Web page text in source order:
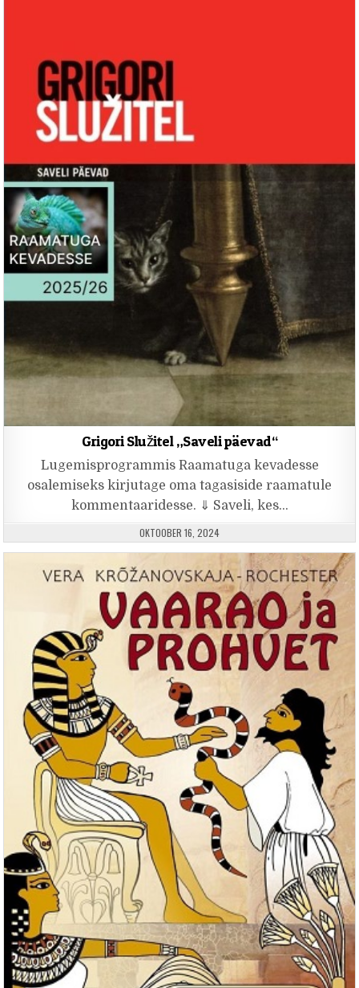
Grigori Služitel „Saveli päevad“
Lugemisprogrammis Raamatuga kevadesse
osalemiseks kirjutage oma tagasiside raamatule
kommentaaridesse. ⇓ Saveli, kes…
PUBLISHED DATE:
OKTOOBER 16, 2024